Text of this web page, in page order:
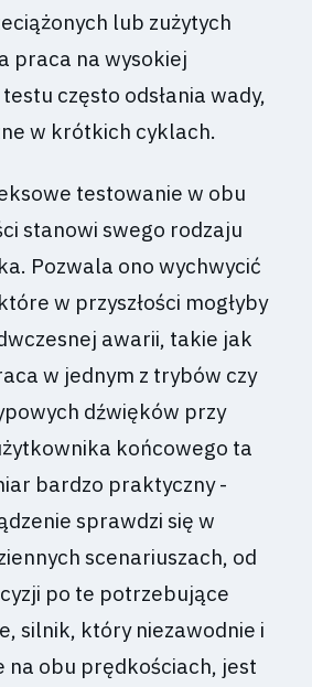
lub zużytych
praca na wysokiej
często odsłania wady,
w krótkich cyklach.
testowanie w obu
stanowi swego rodzaju
Pozwala ono wychwycić
w przyszłości mogłyby
awarii, takie jak
w jednym z trybów czy
dźwięków przy
końcowego ta
bardzo praktyczny -
sprawdzi się w
scenariuszach, od
po te potrzebujące
silnik, który niezawodnie i
obu prędkościach, jest